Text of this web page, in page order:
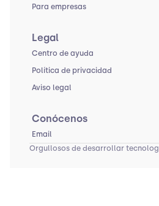
Para empresas
Legal
Centro de ayuda
Política de privacidad
Aviso legal
Conócenos
Email
Orgullosos de desarrollar